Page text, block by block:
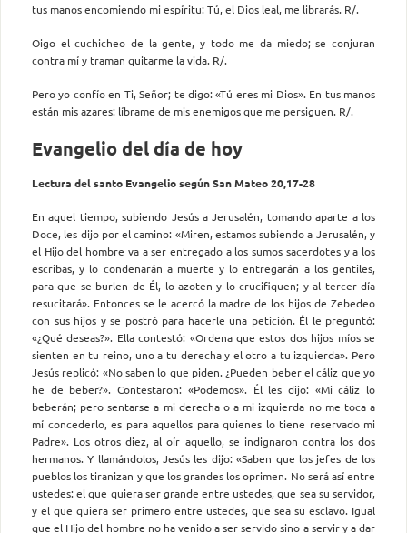
tus manos encomiendo mi espíritu: Tú, el Dios leal, me librarás. R/.
Oigo el cuchicheo de la gente, y todo me da miedo; se conjuran
contra mí y traman quitarme la vida. R/.
Pero yo confío en Ti, Señor; te digo: «Tú eres mi Dios». En tus manos
están mis azares: líbrame de mis enemigos que me persiguen. R/.
Evangelio del día de hoy
Lectura del santo Evangelio según San Mateo 20,17-28
En aquel tiempo, subiendo Jesús a Jerusalén, tomando aparte a los
Doce, les dijo por el camino: «Miren, estamos subiendo a Jerusalén, y
el Hijo del hombre va a ser entregado a los sumos sacerdotes y a los
escribas, y lo condenarán a muerte y lo entregarán a los gentiles,
para que se burlen de Él, lo azoten y lo crucifiquen; y al tercer día
resucitará». Entonces se le acercó la madre de los hijos de Zebedeo
con sus hijos y se postró para hacerle una petición. Él le preguntó:
«¿Qué deseas?». Ella contestó: «Ordena que estos dos hijos míos se
sienten en tu reino, uno a tu derecha y el otro a tu izquierda». Pero
Jesús replicó: «No saben lo que piden. ¿Pueden beber el cáliz que yo
he de beber?». Contestaron: «Podemos». Él les dijo: «Mi cáliz lo
beberán; pero sentarse a mi derecha o a mi izquierda no me toca a
mí concederlo, es para aquellos para quienes lo tiene reservado mi
Padre». Los otros diez, al oír aquello, se indignaron contra los dos
hermanos. Y llamándolos, Jesús les dijo: «Saben que los jefes de los
pueblos los tiranizan y que los grandes los oprimen. No será así entre
ustedes: el que quiera ser grande entre ustedes, que sea su servidor,
y el que quiera ser primero entre ustedes, que sea su esclavo. Igual
que el Hijo del hombre no ha venido a ser servido sino a servir y a dar